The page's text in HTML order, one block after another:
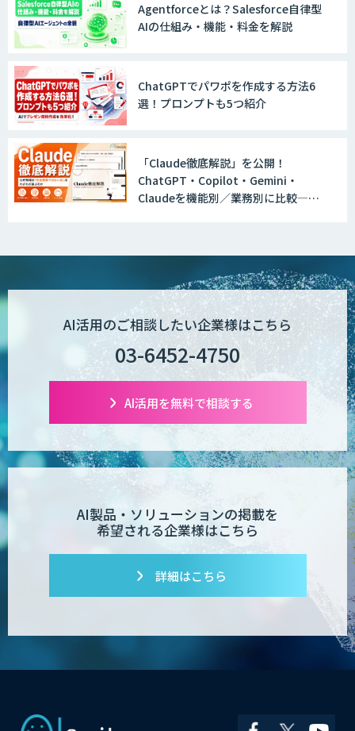
ト
GENIEE SFA/CRM
Explaza 生成AI Partner | AX
Wanderlust RAG コンシェルジュ
業務特化型AIエージェントの開発支援
「業務AIプロ」
Dify導入支援
Dify開発支援
Agentforceとは？Salesforce自律型
AIの仕組み・機能・料金を解説
ChatGPTでパワポを作成する方法6
選！プロンプトも5つ紹介
「Claude徹底解説」を公開！
ChatGPT・Copilot・Gemini・
Claudeを機能別／業務別に比較―自
AI活用のご相談したい企業様はこちら
03-6452-4750
AI活用を無料で相談する
AI製品・ソリューションの掲載を
希望される企業様はこちら
詳細はこちら